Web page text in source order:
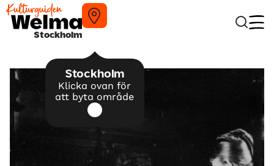
Stockholm
Stockholm
Klicka ovan för
att byta område